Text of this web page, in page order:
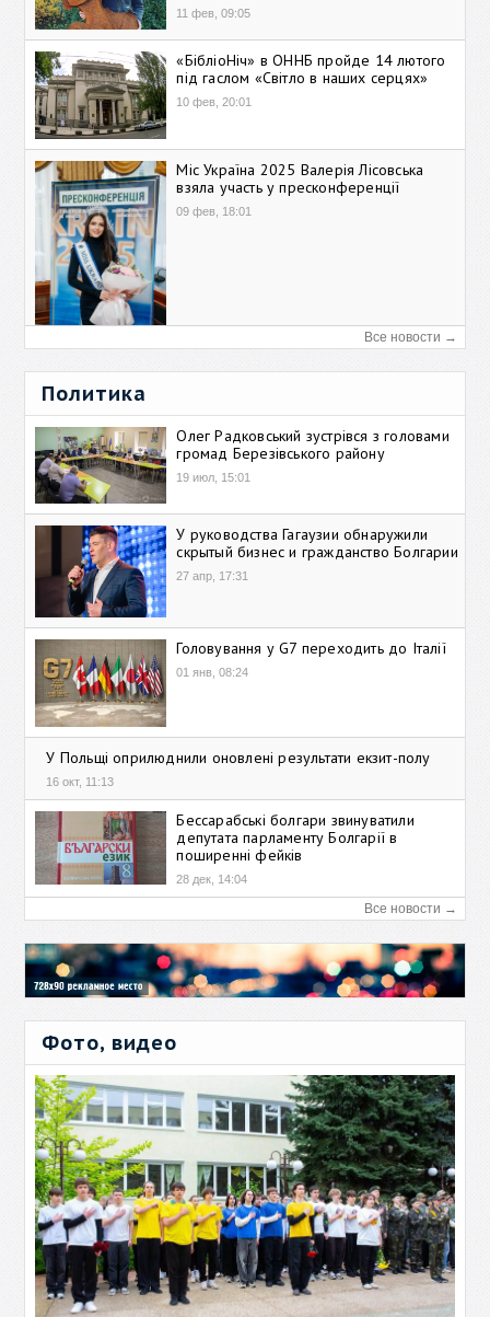
11 фев, 09:05
«БібліоНіч» в ОННБ пройде 14 лютого
під гаслом «Світло в наших серцях»
10 фев, 20:01
Міс Україна 2025 Валерія Лісовська
взяла участь у пресконференції
09 фев, 18:01
Все новости →
Политика
Олег Радковський зустрівся з головами
громад Березівського району
19 июл, 15:01
У руководства Гагаузии обнаружили
скрытый бизнес и гражданство Болгарии
27 апр, 17:31
Головування у G7 переходить до Італії
01 янв, 08:24
У Польщі оприлюднили оновлені результати екзит-полу
16 окт, 11:13
Бессарабські болгари звинуватили
депутата парламенту Болгарії в
поширенні фейків
28 дек, 14:04
Все новости →
Фото, видео